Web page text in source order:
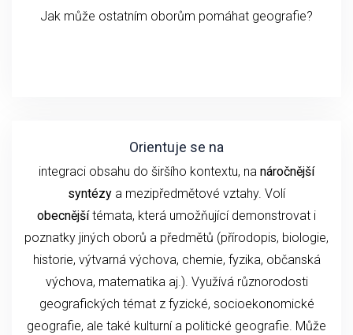
Jak může ostatním oborům pomáhat geografie?
Orientuje se na
integraci obsahu do širšího kontextu, na náročnější
syntézy a mezipředmětové vztahy. Volí
obecnějšítémata, která umožňující demonstrovat i
poznatky jiných oborů a předmětů (přírodopis, biologie,
historie, výtvarná výchova, chemie, fyzika, občanská
výchova, matematika aj.). Využívá různorodosti
geografických témat z fyzické, socioekonomické
geografie, ale také kulturní a politické geografie. Může